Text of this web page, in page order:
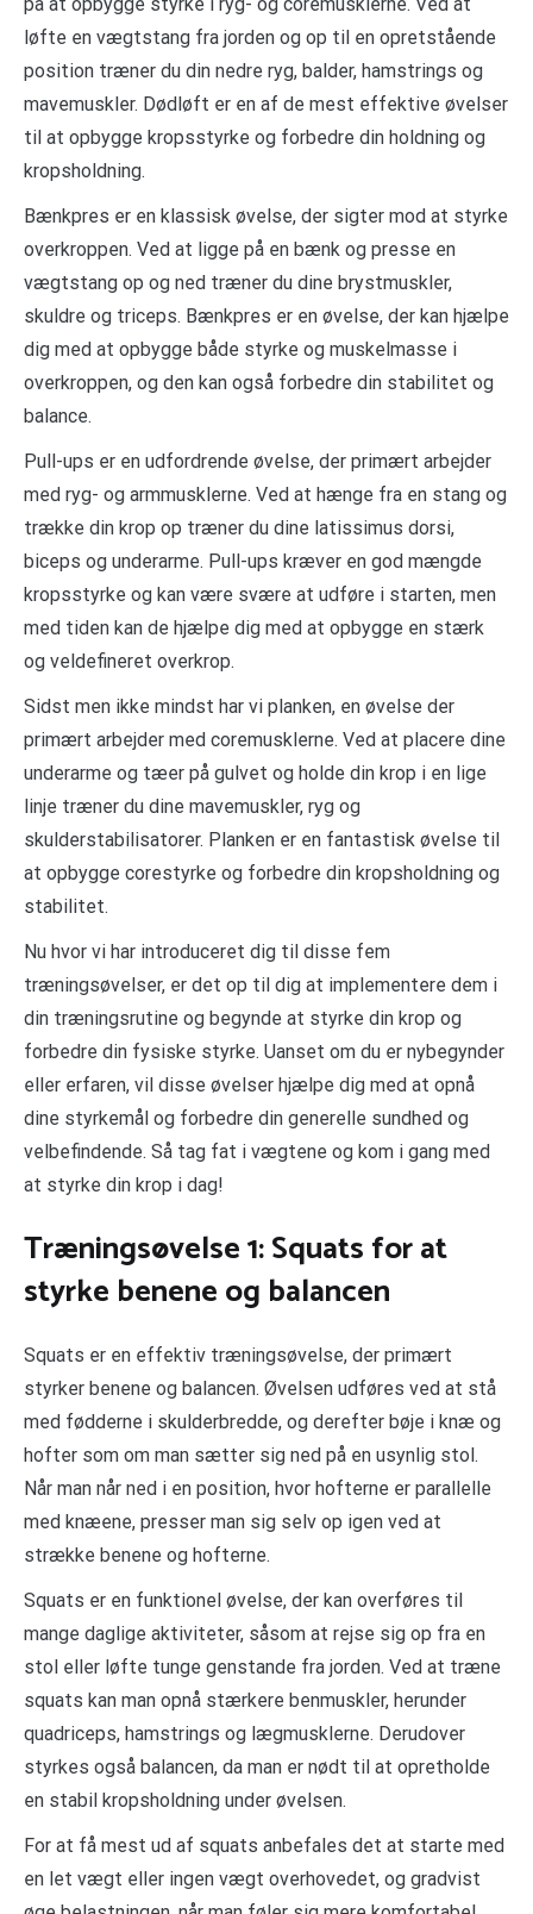
løfte en vægtstang fra jorden og op til en opretstående
position træner du din nedre ryg, balder, hamstrings og
mavemuskler. Dødløft er en af ​​de mest effektive øvelser
til at opbygge kropsstyrke og forbedre din holdning og
kropsholdning.
Bænkpres er en klassisk øvelse, der sigter mod at styrke
overkroppen. Ved at ligge på en bænk og presse en
vægtstang op og ned træner du dine brystmuskler,
skuldre og triceps. Bænkpres er en øvelse, der kan hjælpe
dig med at opbygge både styrke og muskelmasse i
overkroppen, og den kan også forbedre din stabilitet og
balance.
Pull-ups er en udfordrende øvelse, der primært arbejder
med ryg- og armmusklerne. Ved at hænge fra en stang og
trække din krop op træner du dine latissimus dorsi,
biceps og underarme. Pull-ups kræver en god mængde
kropsstyrke og kan være svære at udføre i starten, men
med tiden kan de hjælpe dig med at opbygge en stærk
og veldefineret overkrop.
Sidst men ikke mindst har vi planken, en øvelse der
primært arbejder med coremusklerne. Ved at placere dine
underarme og tæer på gulvet og holde din krop i en lige
linje træner du dine mavemuskler, ryg og
skulderstabilisatorer. Planken er en fantastisk øvelse til
at opbygge corestyrke og forbedre din kropsholdning og
stabilitet.
Nu hvor vi har introduceret dig til disse fem
træningsøvelser, er det op til dig at implementere dem i
din træningsrutine og begynde at styrke din krop og
forbedre din fysiske styrke. Uanset om du er nybegynder
eller erfaren, vil disse øvelser hjælpe dig med at opnå
dine styrkemål og forbedre din generelle sundhed og
velbefindende. Så tag fat i vægtene og kom i gang med
at styrke din krop i dag!
Træningsøvelse 1: Squats for at
styrke benene og balancen
Squats er en effektiv træningsøvelse, der primært
styrker benene og balancen. Øvelsen udføres ved at stå
med fødderne i skulderbredde, og derefter bøje i knæ og
hofter som om man sætter sig ned på en usynlig stol.
Når man når ned i en position, hvor hofterne er parallelle
med knæene, presser man sig selv op igen ved at
strække benene og hofterne.
Squats er en funktionel øvelse, der kan overføres til
mange daglige aktiviteter, såsom at rejse sig op fra en
stol eller løfte tunge genstande fra jorden. Ved at træne
squats kan man opnå stærkere benmuskler, herunder
quadriceps, hamstrings og lægmusklerne. Derudover
styrkes også balancen, da man er nødt til at opretholde
en stabil kropsholdning under øvelsen.
For at få mest ud af squats anbefales det at starte med
en let vægt eller ingen vægt overhovedet, og gradvist